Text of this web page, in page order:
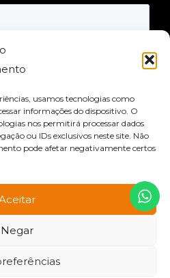
usamos tecnologias como
informações do dispositivo. O
nos permitirá processar dados
ou IDs exclusivos neste site. Não
pode afetar negativamente certos
Negar
NAS REDES SOCIAIS